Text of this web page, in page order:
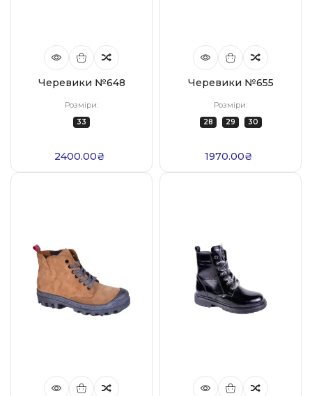
Черевики №648
Розміри:
33
2400.00₴
Черевики №655
Розміри:
28 29 30
1970.00₴